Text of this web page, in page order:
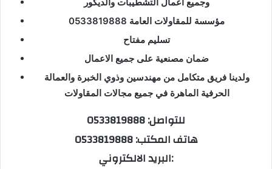
مؤسسة للمقاولات العامة 0533819888
تسليم مفتاح
ضمان مصنعية على جميع الاعمال
ولدينا فريق متكامل من مهندسين وذوي الخبرة والعمالة
الحرفية الماهرة في جميع مجالات المقاولات
للتواصل: 0533819888
هاتف المكتب: 0533819888
البريد الالكتروني: